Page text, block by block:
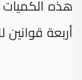
هذه
أربعة قوانين